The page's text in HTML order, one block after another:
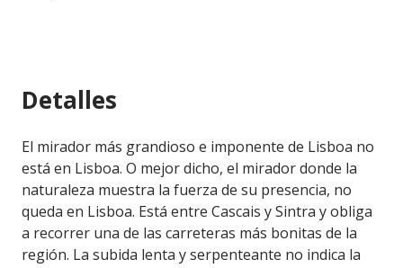
Detalles
El mirador más grandioso e imponente de Lisboa no
está en Lisboa. O mejor dicho, el mirador donde la
naturaleza muestra la fuerza de su presencia, no
queda en Lisboa. Está entre Cascais y Sintra y obliga
a recorrer una de las carreteras más bonitas de la
región. La subida lenta y serpenteante no indica la